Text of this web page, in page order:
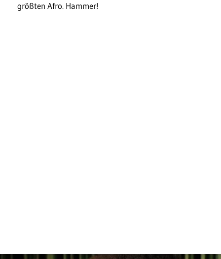
größten Afro. Hammer!